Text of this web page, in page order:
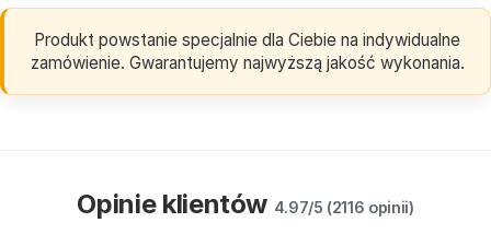
Produkt powstanie specjalnie dla Ciebie na indywidualne
zamówienie. Gwarantujemy najwyższą jakość wykonania.
Opinie klientów 4.97/5 (2116 opinii)